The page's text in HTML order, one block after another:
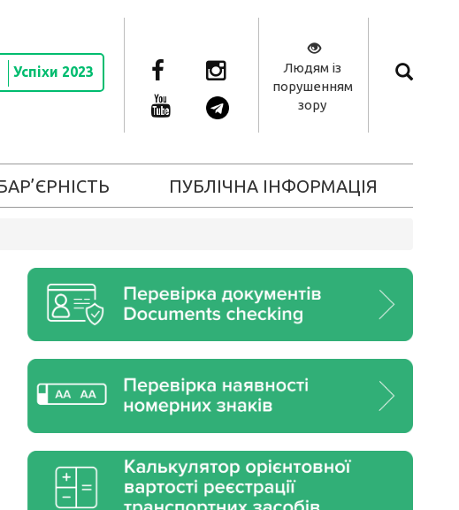
Успіхи 2023
Людям із
порушенням
зору
ПУБЛІЧНА ІНФОРМАЦІЯ